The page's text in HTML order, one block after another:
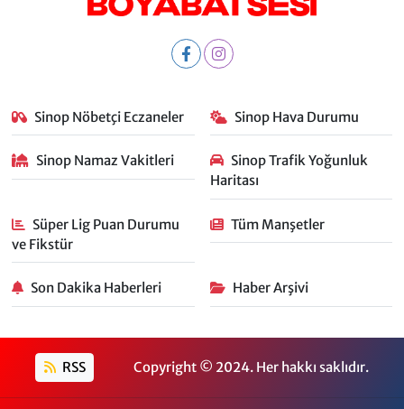
Sinop Nöbetçi Eczaneler Sinop Hava Durumu
Sinop Namaz Vakitleri
Sinop Trafik Yoğunluk
Haritası
Süper Lig Puan Durumu
ve Fikstür
Tüm Manşetler
Son Dakika Haberleri Haber Arşivi
RSS Copyright © 2024. Her hakkı saklıdır.